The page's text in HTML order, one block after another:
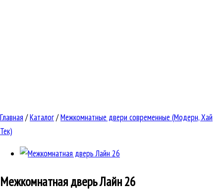
Главная /Каталог/Межкомнатные двери современные (Модерн, Хай
Тек)
Межкомнатная дверьЛайн 26